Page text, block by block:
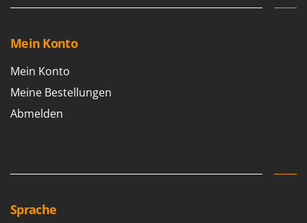
S
Sämaschinen und Düngerstreuer
Schneefräsen
Schneeräumer
Schrotmühlen - elektrisch
Sichelmähwerke für Traktoren
GRIFO
GYS
H
Hailo
Helvi
Honda
I
Idromatic
Mein Konto
Mein Konto
Meine Bestellungen
Abmelden
Sprache